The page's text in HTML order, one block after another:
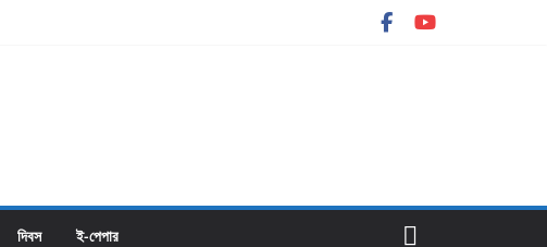
দিবস ই-পেপার